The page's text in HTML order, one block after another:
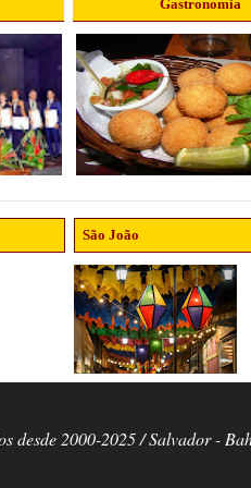
Gastronomia
São João
desde 2000-2025 / Salvador -